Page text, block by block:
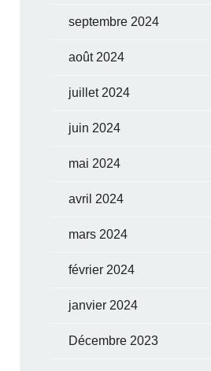
septembre 2024
août 2024
juillet 2024
juin 2024
mai 2024
avril 2024
mars 2024
février 2024
janvier 2024
Décembre 2023